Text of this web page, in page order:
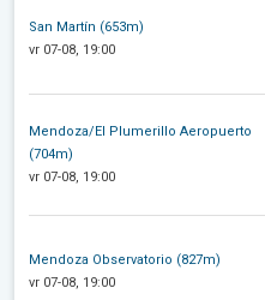
San Martín (653m)
vr 07-08, 19:00
Mendoza/El Plumerillo Aeropuerto
(704m)
vr 07-08, 19:00
Mendoza Observatorio (827m)
vr 07-08, 19:00